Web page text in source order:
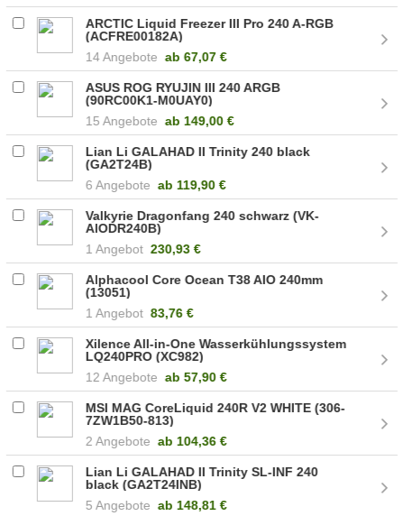
ARCTIC Liquid Freezer III Pro 240 A-RGB
(ACFRE00182A)
14 Angebote ab 67,07 €
ASUS ROG RYUJIN III 240 ARGB
(90RC00K1-M0UAY0)
15 Angebote ab 149,00 €
Lian Li GALAHAD II Trinity 240 black
(GA2T24B)
6 Angebote ab 119,90 €
Valkyrie Dragonfang 240 schwarz (VK-
AIODR240B)
1 Angebot 230,93 €
Alphacool Core Ocean T38 AIO 240mm
(13051)
1 Angebot 83,76 €
Xilence All-in-One Wasserkühlungssystem
LQ240PRO (XC982)
12 Angebote ab 57,90 €
MSI MAG CoreLiquid 240R V2 WHITE (306-
7ZW1B50-813)
2 Angebote ab 104,36 €
Lian Li GALAHAD II Trinity SL-INF 240
black (GA2T24INB)
5 Angebote ab 148,81 €